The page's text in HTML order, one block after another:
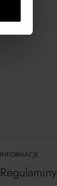
INFORMACJE
Regulaminy